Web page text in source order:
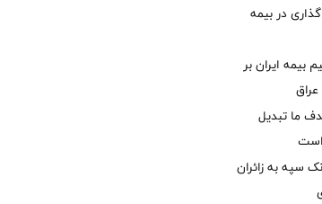
در بیمه
بیمه ایران بر
عراق
ما تبدیل
به زائران